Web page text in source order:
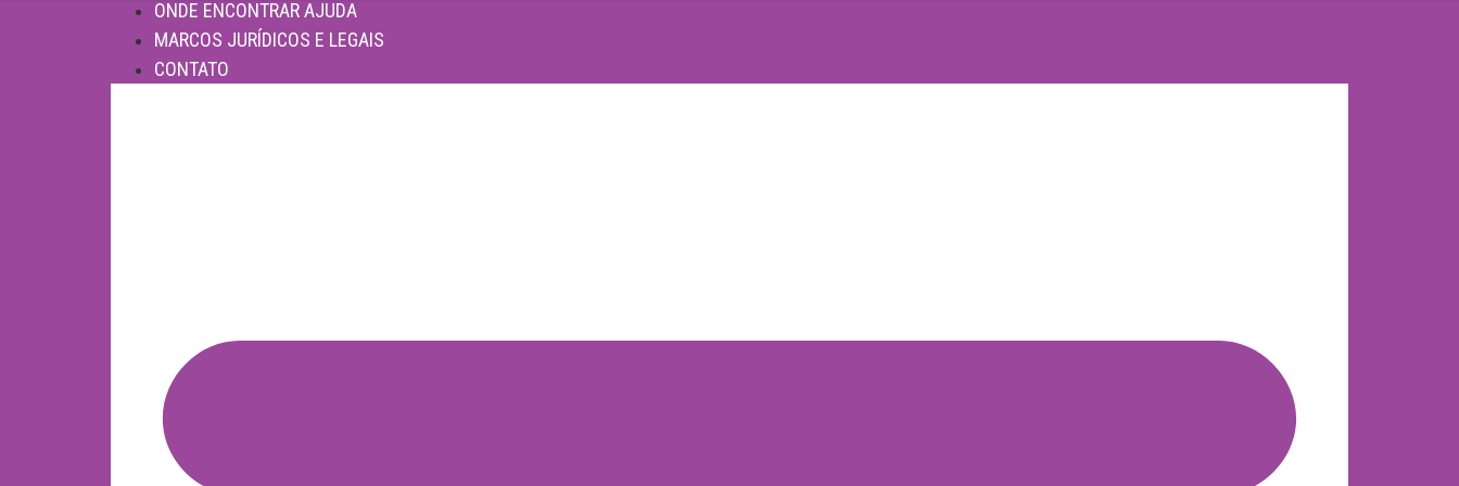
ONDE ENCONTRAR AJUDA
MARCOS JURÍDICOS E LEGAIS
CONTATO